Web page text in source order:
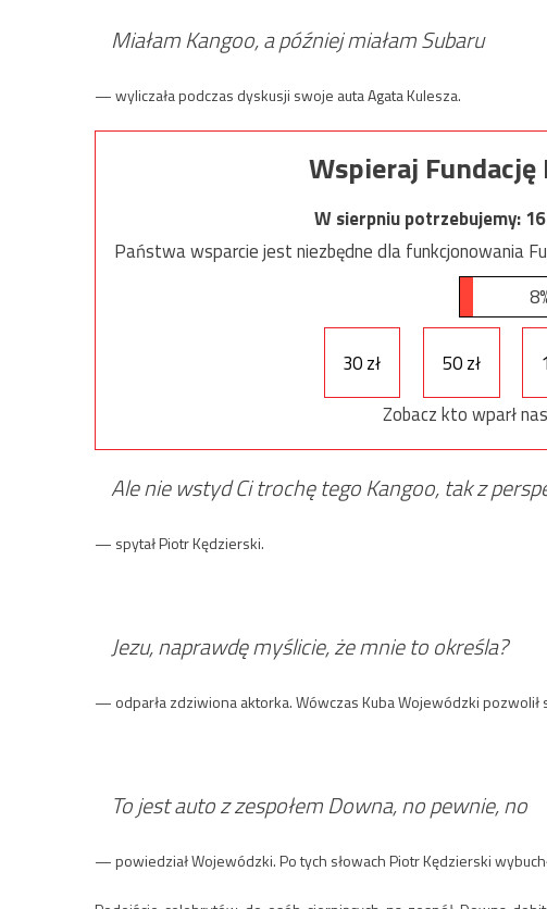
Miałam Kangoo, a później miałam Subaru
— wyliczała podczas dyskusji swoje auta Agata Kulesza.
Wspieraj
W sierpniu potrzebujemy:
Państwa wsparcie jest niezbędne dla funkcjonowania
30 zł 50 zł
Zobacz kto wparł
Ale nie wstyd Ci trochę tego Kangoo, tak z
— spytał Piotr Kędzierski.
Jezu, naprawdę myślicie, że mnie to określa?
— odparła zdziwiona aktorka. Wówczas Kuba Wojewódzki pozwolił
To jest auto z zespołem Downa, no pewnie, no
— powiedział Wojewódzki. Po tych słowach Piotr Kędzierski